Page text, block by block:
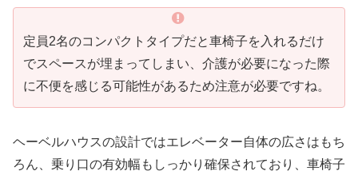
定員2名のコンパクトタイプだと車椅子を入れるだけ
でスペースが埋まってしまい、介護が必要になった際
に不便を感じる可能性があるため注意が必要ですね。
ヘーベルハウスの設計ではエレベーター自体の広さはもち
ろん、乗り口の有効幅もしっかり確保されており、車椅子